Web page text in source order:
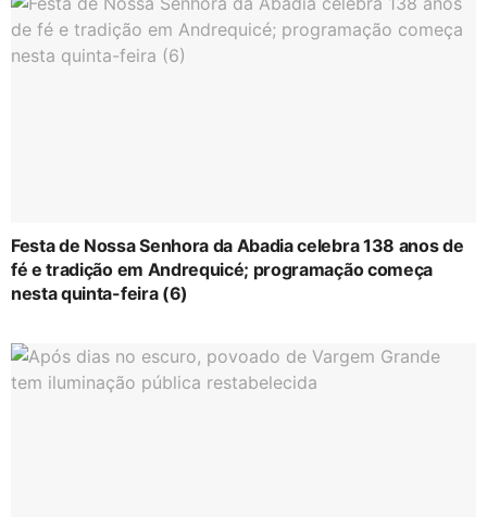
Festa de Nossa Senhora da Abadia celebra 138 anos de
fé e tradição em Andrequicé; programação começa
nesta quinta-feira (6)